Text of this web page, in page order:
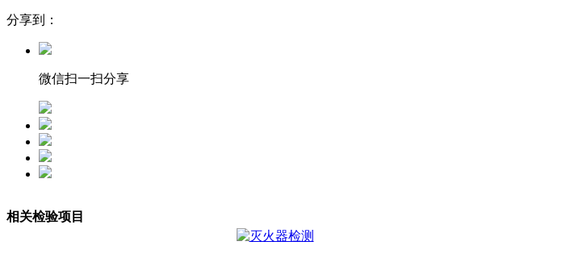
分享到：
微信扫一扫分享
相关检验项目